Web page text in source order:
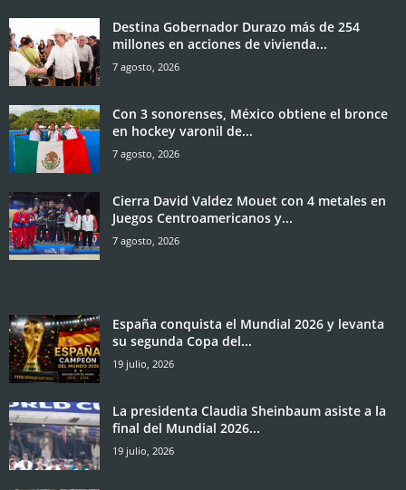
Destina Gobernador Durazo más de 254
millones en acciones de vivienda...
7 agosto, 2026
Con 3 sonorenses, México obtiene el bronce
en hockey varonil de...
7 agosto, 2026
Cierra David Valdez Mouet con 4 metales en
Juegos Centroamericanos y...
7 agosto, 2026
España conquista el Mundial 2026 y levanta
su segunda Copa del...
19 julio, 2026
La presidenta Claudia Sheinbaum asiste a la
final del Mundial 2026...
19 julio, 2026